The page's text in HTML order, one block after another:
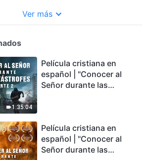
Ver más
1:35:04
Película cristiana en
español | "Conocer al
Señor durante las
podemos sobrevivir?
Película cristiana en
español | "Conocer al
Señor durante las